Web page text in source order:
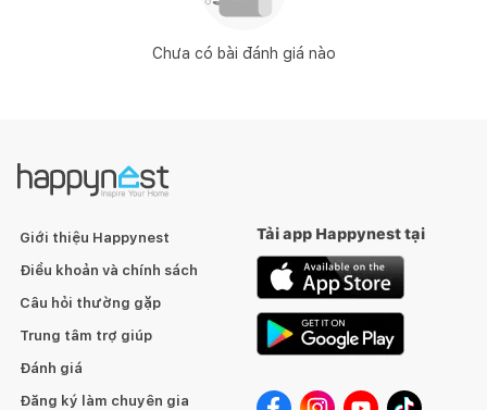
Chưa có bài đánh giá nào
Giới thiệu Happynest
Điều khoản và chính sách
Câu hỏi thường gặp
Trung tâm trợ giúp
Đánh giá
Đăng ký làm chuyên gia
Tải app Happynest tại